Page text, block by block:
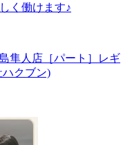
く働けます♪
隼人店［パート］レギ
ハクブン)